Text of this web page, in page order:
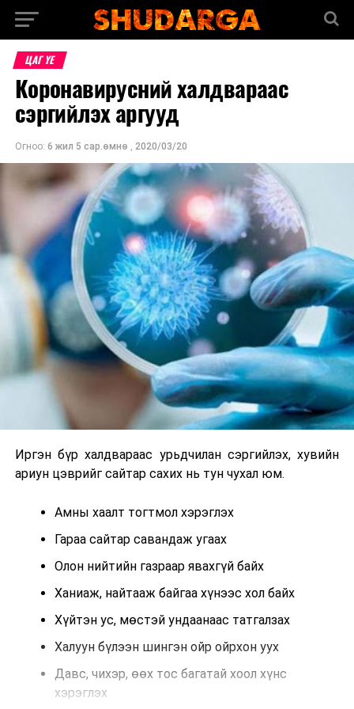
ЦАГ ҮЕ
Коронавирусний халдвараас
сэргийлэх аргууд
Огноо: 6 жил 5 сар.өмнө , 2020/03/20
Иргэн бүр халдвараас урьдчилан сэргийлэх, хувийн
ариун цэврийг сайтар сахих нь тун чухал юм.
Амны хаалт тогтмол хэрэглэх
Гараа сайтар савандаж угаах
Олон нийтийн газраар явахгүй байх
Ханиаж, найтааж байгаа хүнээс хол байх
Хүйтэн ус, мөстэй ундаанаас татгалзах
Халуун бүлээн шингэн ойр ойрхон уух
Давс, чихэр, өөх тос багатай хоол хүнс
хэрэглэх